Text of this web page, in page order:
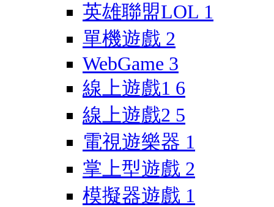
英雄聯盟LOL 1
單機遊戲 2
WebGame 3
線上遊戲1 6
線上遊戲2 5
電視遊樂器 1
掌上型遊戲 2
模擬器遊戲 1